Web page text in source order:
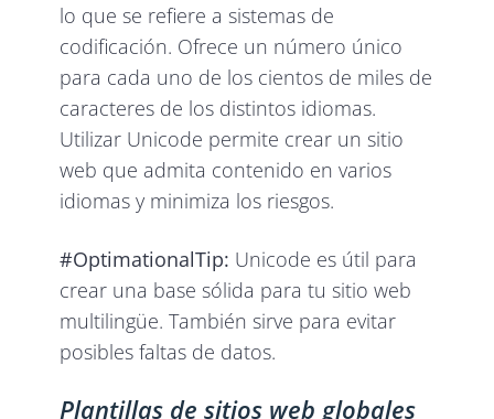
lo que se refiere a sistemas de
codificación. Ofrece un número único
para cada uno de los cientos de miles de
caracteres de los distintos idiomas.
Utilizar Unicode permite crear un sitio
web que admita contenido en varios
idiomas y minimiza los riesgos.
#OptimationalTip: Unicode es útil para
crear una base sólida para tu sitio web
multilingüe. También sirve para evitar
posibles faltas de datos.
Plantillas de sitios web globales